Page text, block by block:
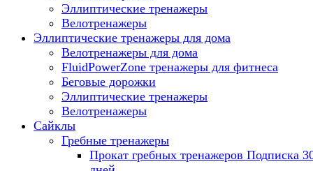
Эллиптические тренажеры
Велотренажеры
Эллиптические тренажеры для дома
Велотренажеры для дома
FluidPowerZone тренажеры для фитнеса
Беговые дорожки
Эллиптические тренажеры
Велотренажеры
Сайклы
Гребные тренажеры
Прокат гребных тренажеров Подписка